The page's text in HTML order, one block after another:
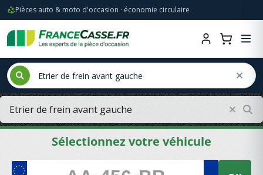
Pièces auto & moto d'occasion · économie circulaire
Sélectionnez votre véhicule